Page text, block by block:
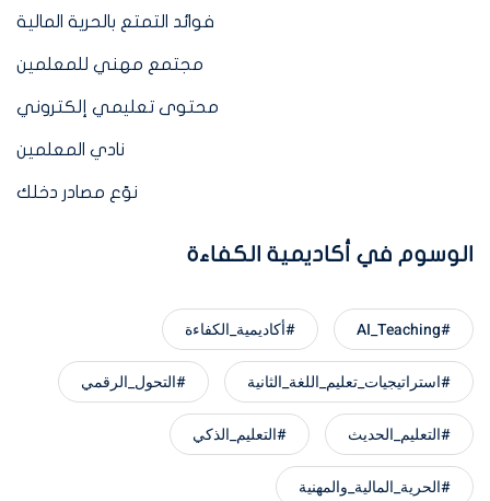
فوائد التمتع بالحرية المالية
مجتمع مهني للمعلمين
محتوى تعليمي إلكتروني
نادي المعلمين
نوّع مصادر دخلك
الوسوم في أكاديمية الكفاءة
#AI_Teaching #أكاديمية_الكفاءة
#استراتيجيات_تعليم_اللغة_الثانية #التحول_الرقمي
#التعليم_الحديث #التعليم_الذكي
#الحرية_المالية_والمهنية